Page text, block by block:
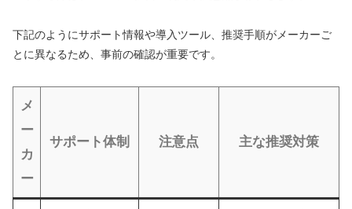
下記のようにサポート情報や導入ツール、推奨手順がメーカーご
とに異なるため、事前の確認が重要です。
メ
ー
カ
ー
サポート体制 注意点 主な推奨対策